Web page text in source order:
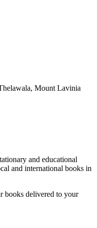
Mount Lavinia
and educational
and international books in
books delivered to your